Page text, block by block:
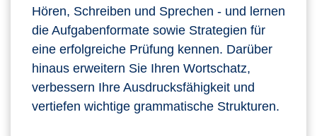
Hören, Schreiben und Sprechen - und lernen
die Aufgabenformate sowie Strategien für
eine erfolgreiche Prüfung kennen. Darüber
hinaus erweitern Sie Ihren Wortschatz,
verbessern Ihre Ausdrucksfähigkeit und
vertiefen wichtige grammatische Strukturen.